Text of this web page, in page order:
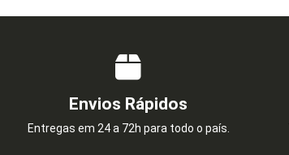
Envios Rápidos
Entregas em 24 a 72h para todo o país.